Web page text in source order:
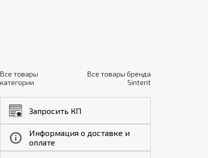
Все товары
категории
Все товары бренда
Sinterit
Запросить КП
Информация о доставке и
оплате